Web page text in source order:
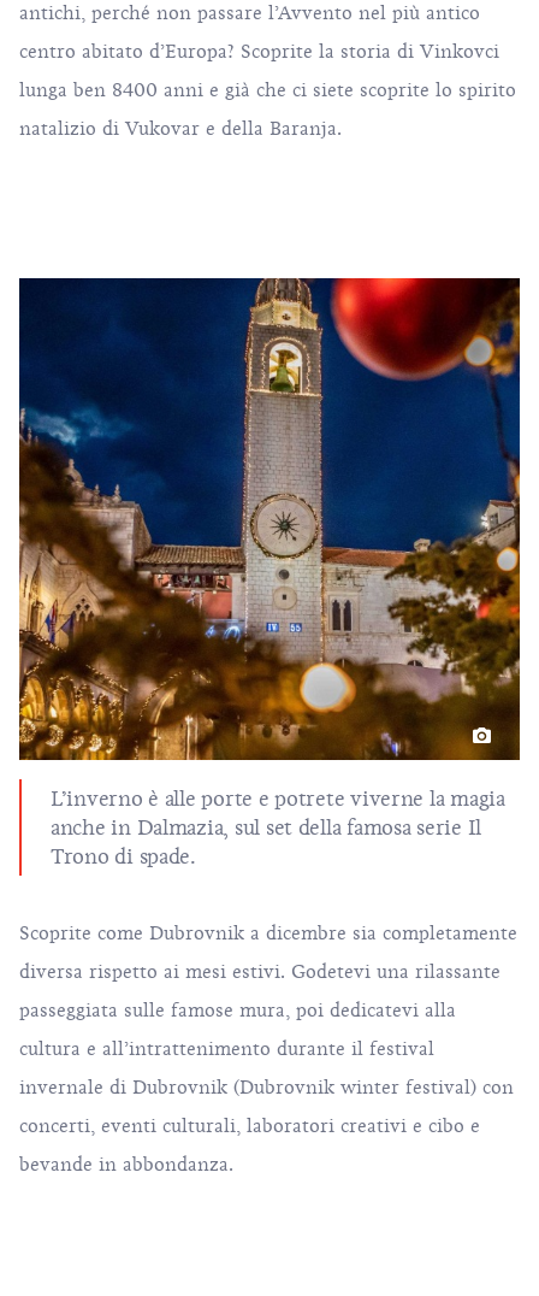
antichi, perché non passare l’Avvento nel più antico
centro abitato d’Europa? Scoprite la storia di Vinkovci
lunga ben 8400 anni e già che ci siete scoprite lo spirito
natalizio di Vukovar e della Baranja.
L’inverno è alle porte e potrete viverne la magia
anche in Dalmazia, sul set della famosa serie Il
Trono di spade.
Scoprite come Dubrovnik a dicembre sia completamente
diversa rispetto ai mesi estivi. Godetevi una rilassante
passeggiata sulle famose mura, poi dedicatevi alla
cultura e all’intrattenimento durante il festival
invernale di Dubrovnik (Dubrovnik winter festival) con
concerti, eventi culturali, laboratori creativi e cibo e
bevande in abbondanza.